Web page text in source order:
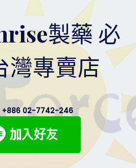
製藥 必
灣專賣店
+886 02-7742-246